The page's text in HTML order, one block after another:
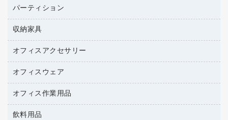
コピー用紙
ネットワーク／ＬＡＮアクセサリー
セキュリティ用品
ＵＳＢハブ／ＵＳＢアクセサリー
ＯＡフィルター
ＯＡクリーナー／エアダスター
デジタルカメラ
スキャナー
コピー機
メディア収納用品
オフィスチェア
ミーティングテーブル
デスク
カウンター
パーティション
ホワイトボード・黒板
収納家具
保管庫・書庫
ロッカー・下駄箱
その他収納
オフィスアクセサリー
オフィスアクセサリー
オフィスウェア
医療・介護・ワーキングウェア
ブラウス・シャツ
オフィス作業用品
養生用品
飲料用品